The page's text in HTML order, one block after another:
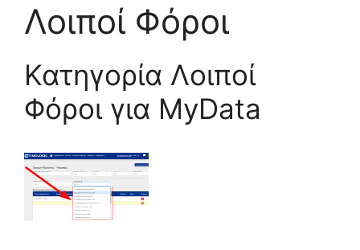
Λοιποί Φόροι
Κατηγορία Λοιποί
Φόροι για MyData